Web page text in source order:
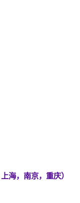
海，南京，重庆）